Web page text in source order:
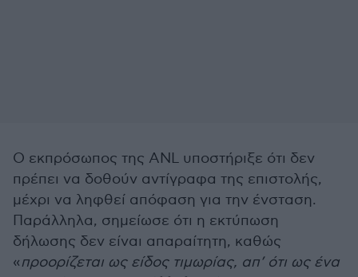
Ο εκπρόσωπος της ANL υποστήριξε ότι δεν
πρέπει να δοθούν αντίγραφα της επιστολής,
μέχρι να ληφθεί απόφαση για την ένσταση.
Παράλληλα, σημείωσε ότι η εκτύπωση
δήλωσης δεν είναι απαραίτητη, καθώς
«προορίζεται ως είδος τιμωρίας, απ’ ότι ως ένα